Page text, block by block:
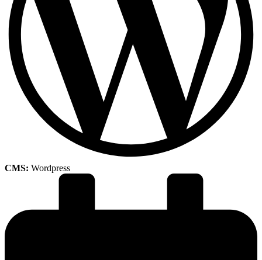
CMS: Wordpress